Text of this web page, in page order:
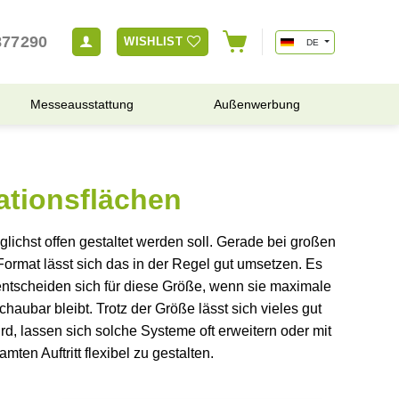
WISHLIST DE
Messeausstattung Außenwerbung
offen gestaltet werden soll. Gerade bei großen
lässt sich das in der Regel gut umsetzen. Es
sich für diese Größe, wenn sie maximale
bleibt. Trotz der Größe lässt sich vieles gut
lassen sich solche Systeme oft erweitern oder mit
Auftritt flexibel zu gestalten.